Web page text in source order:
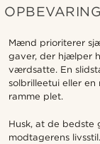
Mænd prioriterer
gaver, der hjælper
værdsatte. En
solbrilleetui eller
ramme plet.
Husk, at de
modtagerens